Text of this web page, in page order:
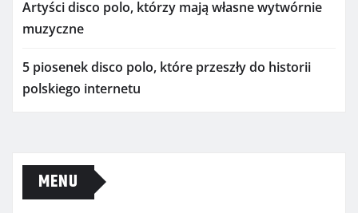
Artyści disco polo, którzy mają własne wytwórnie
muzyczne
5 piosenek disco polo, które przeszły do historii
polskiego internetu
MENU